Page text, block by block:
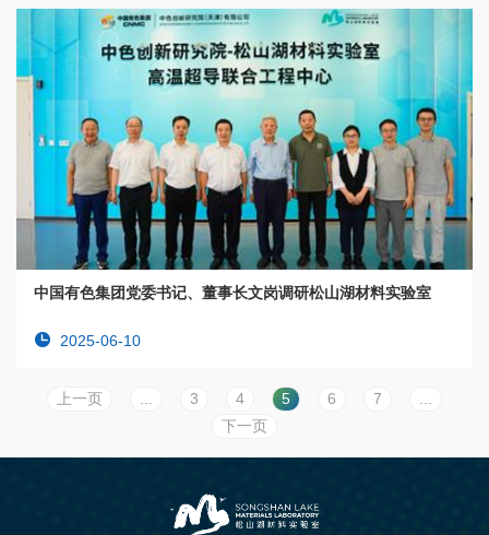
中国有色集团党委书记、董事长文岗调研松山湖材料实验室
2025-06-10
上一页 ... 3 4 5 6 7
...
下一页